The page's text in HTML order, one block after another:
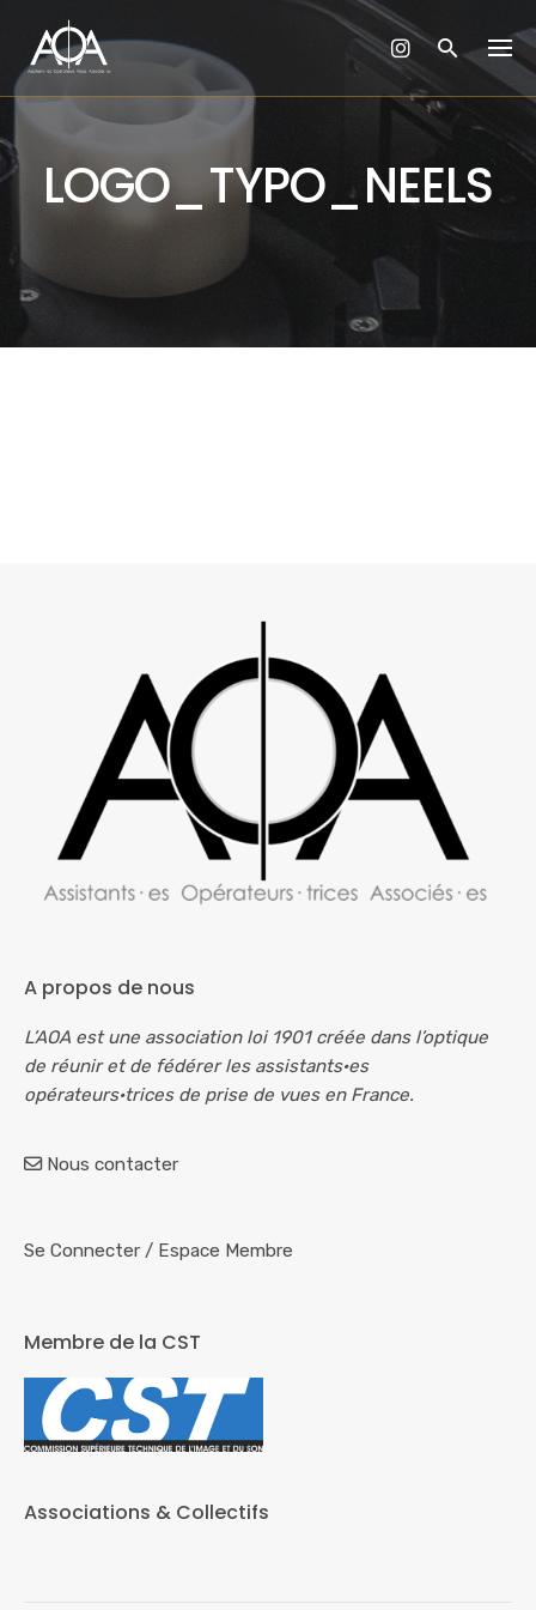
content
LOGO_TYPO_NEELS
A propos de nous
L’AOA est une association loi 1901 créée dans l’optique
de réunir et de fédérer les assistants·es
opérateurs·trices de prise de vues en France.
Nous contacter
Se Connecter / Espace Membre
Membre de la CST
Associations & Collectifs